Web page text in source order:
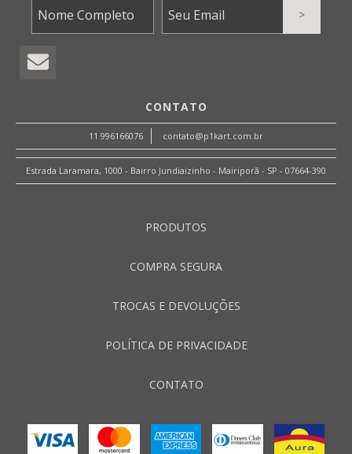
CONTATO
11 996166076 contato@p1kart.com.br
Estrada Laramara, 1000 - Bairro Jundiaizinho - Mairiporã - SP - 07664-390
PRODUTOS
COMPRA SEGURA
TROCAS E DEVOLUÇÕES
POLÍTICA DE PRIVACIDADE
CONTATO